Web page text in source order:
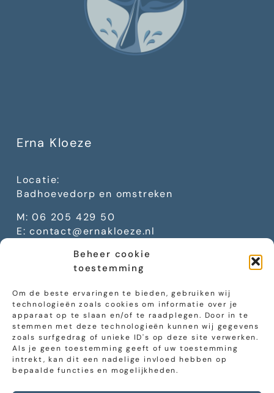
Beheer cookie
toestemming
Om de beste ervaringen te bieden, gebruiken wij
technologieën zoals cookies om informatie over je
apparaat op te slaan en/of te raadplegen. Door in te
stemmen met deze technologieën kunnen wij gegevens
zoals surfgedrag of unieke ID's op deze site verwerken.
Als je geen toestemming geeft of uw toestemming
intrekt, kan dit een nadelige invloed hebben op
bepaalde functies en mogelijkheden.
Erna Kloeze
Locatie:
Badhoevedorp en omstreken
M: 06 205 429 50
E:contact@ernakloeze.nl
KvK: 85876666
NL004171204B80
Erkend therapeut
NFG